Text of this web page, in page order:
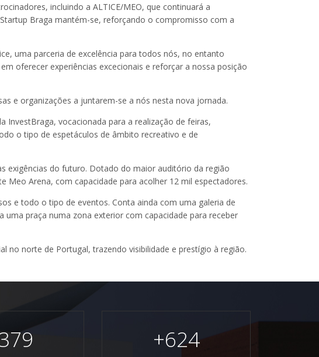
incluindo a ALTICE/MEO, que continuará a
Braga mantém-se, reforçando o compromisso com a
uma parceria de excelência para todos nós, no entanto
oferecer experiências excecionais e reforçar a nossa posição
e organizações a juntarem-se a nós nesta nova jornada.
InvestBraga, vocacionada para a realização de feiras,
o tipo de espetáculos de âmbito recreativo e de
exigências do futuro. Dotado do maior auditório da região
Meo Arena, com capacidade para acolher 12 mil espectadores.
e todo o tipo de eventos. Conta ainda com uma galeria de
praça numa zona exterior com capacidade para receber
no norte de Portugal, trazendo visibilidade e prestígio à região.
+624